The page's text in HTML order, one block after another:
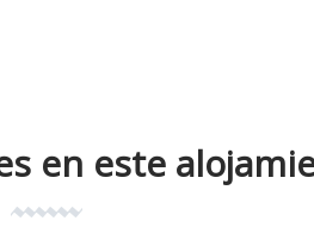
en este